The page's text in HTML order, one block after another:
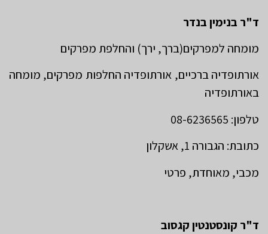
ד"ר בנימין בנדר
מומחה למפרקים(ברך, ירך) והחלפת מפרקים
אורתופדיה ברכיים, אורתופדיה החלפות מפרקים, מומחה
באורתופדיה
טלפון: 08-6236565
כתובת: הגבורה 1, אשקלון
מכבי, מאוחדת, פרטי
ד"ר קונסטנטין קגסוב